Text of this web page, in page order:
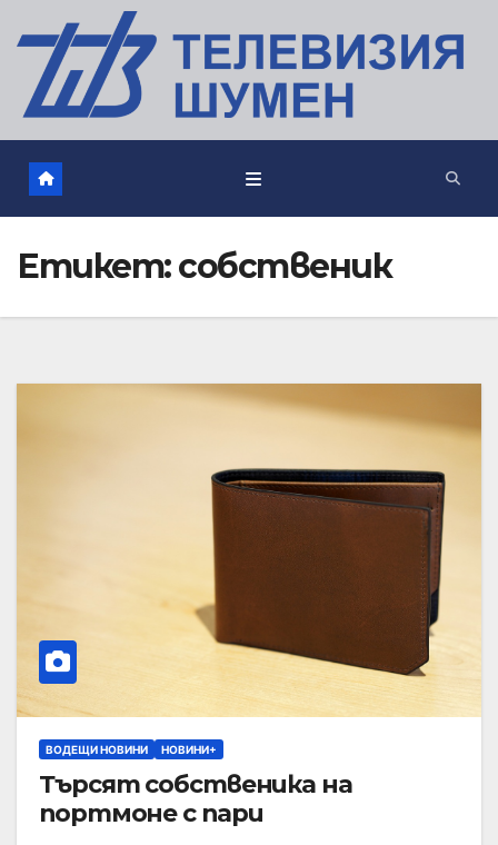
Етикет:собственик
ВОДЕЩИ НОВИНИ НОВИНИ+
Търсят собственика на
портмоне с пари